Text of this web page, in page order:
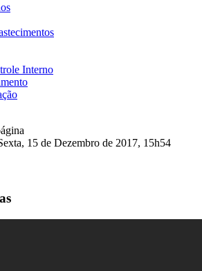
Interno
15 de Dezembro de 2017, 15h54